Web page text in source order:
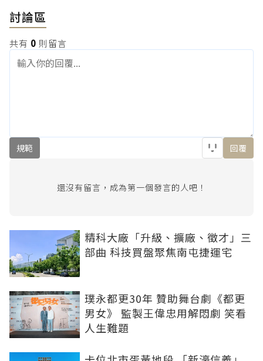
討論區
共有 0 則留言
規範 回覆
還沒有留言，成為第一個發言的人吧！
精科大廠「升級、擴廠、徵才」三
部曲 科技買盤聚焦南屯捷運宅
璞永都更30年 贊助舞台劇《都更
男女》 監製王偉忠用解悶劇 笑看
人生難題